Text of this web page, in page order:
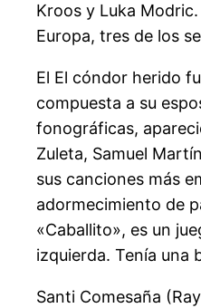
Kroos y Luka
Europa, tres de los
El El cóndor herido
compuesta a su
fonográficas,
Zuleta, Samuel
sus canciones más
adormecimiento de
«Caballito», es un
izquierda. Tenía una
Santi Comesaña